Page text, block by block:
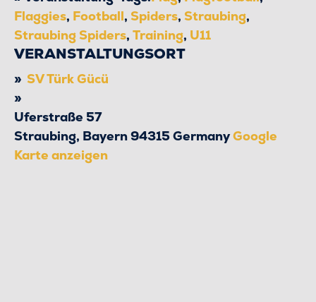
Flaggies, Football, Spiders, Straubing,
Straubing Spiders, Training, U11
VERANSTALTUNGSORT
SV Türk Gücü
Uferstraße 57
Straubing, Bayern94315GermanyGoogle
Karte anzeigen